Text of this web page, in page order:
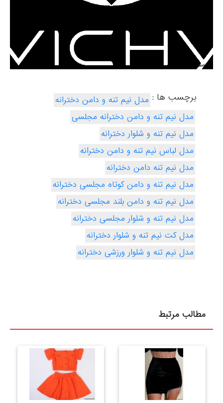
برچسب ها : مدل نیم تنه و دامن دخترانه
مدل نیم تنه و دامن دخترانه مجلسی
مدل نیم تنه و شلوار دخترانه
مدل لباس نیم تنه و دامن دخترانه
مدل نیم تنه دامن دخترانه
مدل نیم تنه و دامن کوتاه مجلسی دخترانه
مدل نیم تنه و دامن بلند مجلسی دخترانه
مدل نیم تنه و شلوار مجلسی دخترانه
مدل کت نیم تنه و شلوار دخترانه
مدل نیم تنه و شلوار ورزشی دخترانه
مطالب مرتبط